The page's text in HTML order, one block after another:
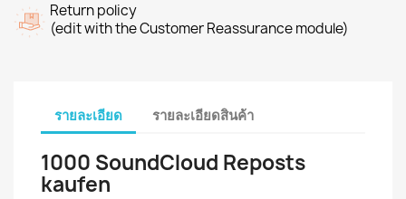
Return policy
(edit with the Customer Reassurance module)
รายละเอียด รายละเอียดสินค้า
1000 SoundCloud Reposts
kaufen